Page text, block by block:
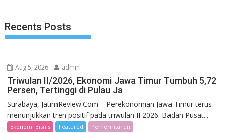
Recents Posts
Aug 5, 2026 admin
Triwulan II/2026, Ekonomi Jawa Timur Tumbuh 5,72
Persen, Tertinggi di Pulau Ja
Surabaya, JatimReview.Com – Perekonomian Jawa Timur terus
menunjukkan tren positif pada triwulan II 2026. Badan Pusat...
Ekonomi Bisnis Featured Pemerintahan